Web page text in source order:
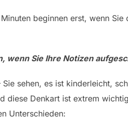
beginnen erst, wenn
wenn Sie Ihre Notizen
sehen, es ist kinderleicht,
diese Denkart ist extrem
Unterschieden: